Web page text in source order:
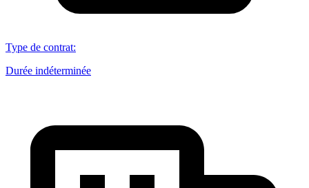
Type de contrat:
Durée indéterminée